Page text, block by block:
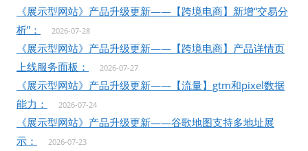
《展示型网站》产品升级更新——【跨境电商】新增“交易分
析”：
2026-07-28
《展示型网站》产品升级更新——【跨境电商】产品详情页
上线服务面板：
2026-07-27
《展示型网站》产品升级更新——【流量】gtm和pixel数据
能力：
2026-07-24
《展示型网站》产品升级更新——谷歌地图支持多地址展
示：
2026-07-23